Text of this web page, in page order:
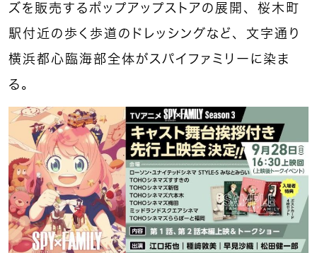
ズを販売するポップアップストアの展開、桜木町
駅付近の歩く歩道のドレッシングなど、文字通り
横浜都心臨海部全体がスパイファミリーに染ま
る。